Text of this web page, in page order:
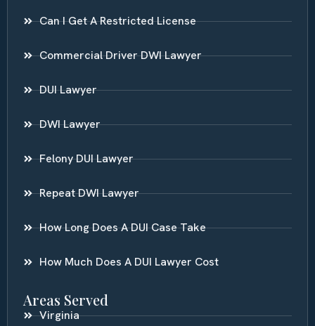
Can I Get A Restricted License
Commercial Driver DWI Lawyer
DUI Lawyer
DWI Lawyer
Felony DUI Lawyer
Repeat DWI Lawyer
How Long Does A DUI Case Take
How Much Does A DUI Lawyer Cost
Areas Served
Virginia